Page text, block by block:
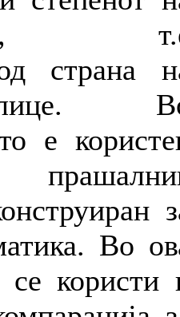
страна
е
Во
се користи